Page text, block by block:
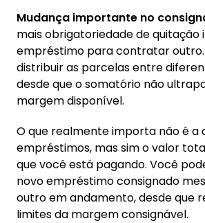
Mudança importante no
mais obrigatoriedade de quitação
empréstimo para contratar
distribuir as parcelas entre
desde que o somatório não
margem disponível.
O que realmente importa não é a
empréstimos, mas sim o valor
que você está pagando. Você
novo empréstimo consignado
outro em andamento, desde que
limites da margem consignável.